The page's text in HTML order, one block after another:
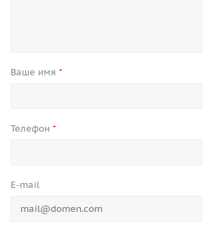
Ваше имя *
Телефон *
E-mail